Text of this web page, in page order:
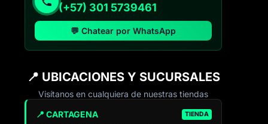
(+57) 301 5739461
💬 Chatear por WhatsApp
📍 UBICACIONES Y SUCURSALES
Visítanos en cualquiera de nuestras tiendas
📍 CARTAGENA TIENDA